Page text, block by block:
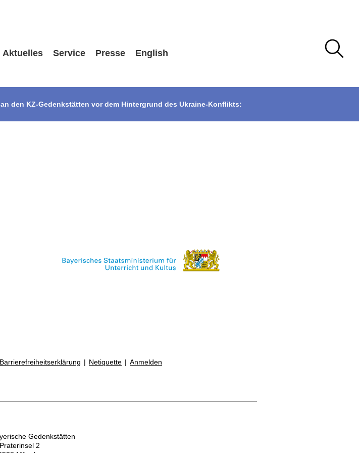
Aktuelles Service Presse English
den KZ-Gedenkstätten vor dem Hintergrund des Ukraine-Konflikts:
Barrierefreiheitserklärung Netiquette Anmelden
Gedenkstätten
Praterinsel 2